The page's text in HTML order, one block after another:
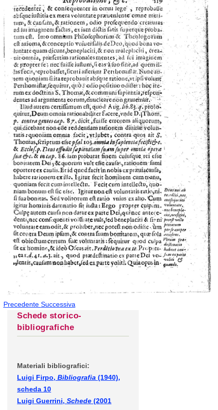
Precedente Successiva
Schede storico-
bibliografiche
Materiali bibliografici:
Luigi Firpo, Bibliografia (1940),
scheda 10
Luigi Guerrini, Schede (2001